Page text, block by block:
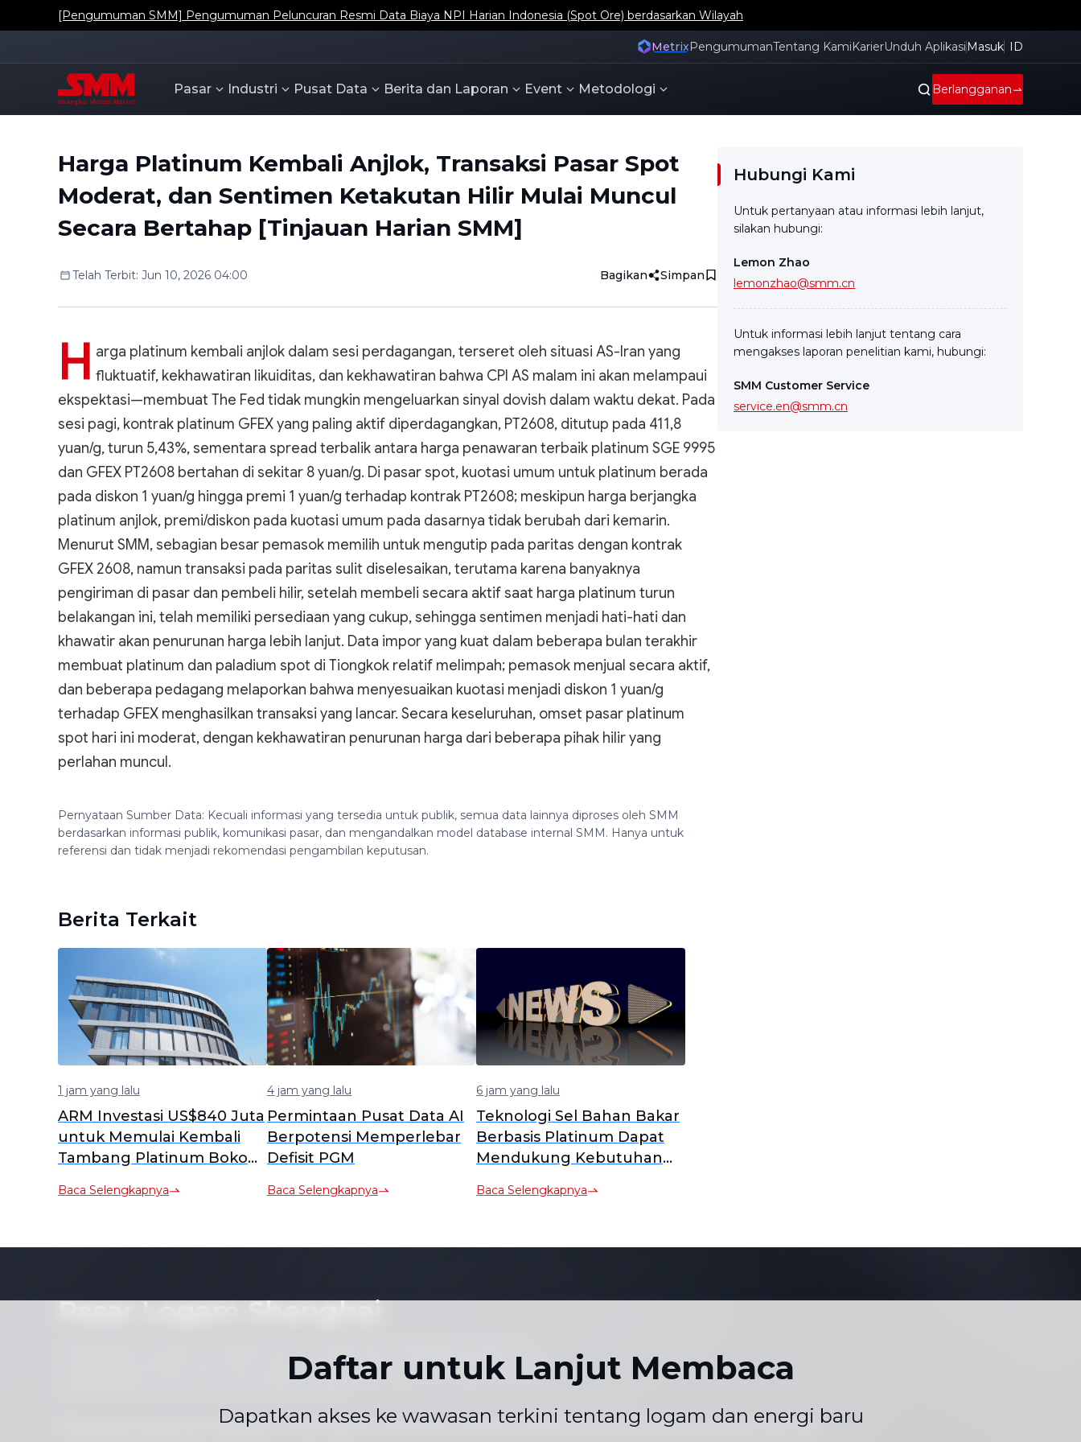
[Pengumuman SMM] Mengenai Penambahan Koefisien Persediaan Sosial Tembaga Bekas Jepang dan Korea Selatan SMM
MetrixPengumumanTentang KamiKarierUnduh Aplikasi Masuk ID
Pasar Industri Pusat Data Berita dan Laporan Event Metodologi Berlangganan
Harga Platinum Kembali Anjlok, Transaksi Pasar Spot
Moderat, dan Sentimen Ketakutan Hilir Mulai Muncul
Secara Bertahap [Tinjauan Harian SMM]
Telah Terbit: Jun 10, 2026 04:00 Bagikan Simpan
H arga platinum kembali anjlok dalam sesi perdagangan, terseret oleh situasi AS-Iran yang
fluktuatif, kekhawatiran likuiditas, dan kekhawatiran bahwa CPI AS malam ini akan melampaui
ekspektasi—membuat The Fed tidak mungkin mengeluarkan sinyal dovish dalam waktu dekat. Pada
sesi pagi, kontrak platinum GFEX yang paling aktif diperdagangkan, PT2608, ditutup pada 411,8
yuan/g, turun 5,43%, sementara spread terbalik antara harga penawaran terbaik platinum SGE 9995
dan GFEX PT2608 bertahan di sekitar 8 yuan/g. Di pasar spot, kuotasi umum untuk platinum berada
pada diskon 1 yuan/g hingga premi 1 yuan/g terhadap kontrak PT2608; meskipun harga berjangka
platinum anjlok, premi/diskon pada kuotasi umum pada dasarnya tidak berubah dari kemarin.
Menurut SMM, sebagian besar pemasok memilih untuk mengutip pada paritas dengan kontrak
GFEX 2608, namun transaksi pada paritas sulit diselesaikan, terutama karena banyaknya
pengiriman di pasar dan pembeli hilir, setelah membeli secara aktif saat harga platinum turun
belakangan ini, telah memiliki persediaan yang cukup, sehingga sentimen menjadi hati-hati dan
khawatir akan penurunan harga lebih lanjut. Data impor yang kuat dalam beberapa bulan terakhir
membuat platinum dan paladium spot di Tiongkok relatif melimpah; pemasok menjual secara aktif,
dan beberapa pedagang melaporkan bahwa menyesuaikan kuotasi menjadi diskon 1 yuan/g
terhadap GFEX menghasilkan transaksi yang lancar. Secara keseluruhan, omset pasar platinum
spot hari ini moderat, dengan kekhawatiran penurunan harga dari beberapa pihak hilir yang
perlahan muncul.
Pernyataan Sumber Data: Kecuali informasi yang tersedia untuk publik, semua data lainnya diproses oleh SMM
berdasarkan informasi publik, komunikasi pasar, dan mengandalkan model database internal SMM. Hanya untuk
referensi dan tidak menjadi rekomendasi pengambilan keputusan.
Berita Terkait
1 jam yang lalu
ARM Investasi US$840 Juta
untuk Memulai Kembali
Tambang Platinum Bokoni,
Kas Meski Potensi Pasar
Baca Selengkapnya
4 jam yang lalu
Permintaan Pusat Data AI
Berpotensi Memperlebar
Defisit PGM
Baca Selengkapnya
6 jam yang lalu
Teknologi Sel Bahan Bakar
Berbasis Platinum Dapat
Mendukung Kebutuhan
Baca Selengkapnya
Daftar untuk Lanjut Membaca
Dapatkan akses ke wawasan terkini tentang logam dan energi baru
Hubungi Kami
Untuk pertanyaan atau informasi lebih lanjut,
silakan hubungi:
Lemon Zhao
lemonzhao@smm.cn
Untuk informasi lebih lanjut tentang cara
mengakses laporan penelitian kami, hubungi:
SMM Customer Service
service.en@smm.cn
Pasar Logam Shanghai
mereproduksi sebagian atau seluruh isinya (termasuk, namun tidak terbatas pada, harga
individual, grafik, atau konten berita) dalam bentuk apa pun atau untuk tujuan apa pun
Kebijakan PrivasiSyarat & KetentuanKalender Publikasi Harga Hubungi KamiKarier Peta Situs